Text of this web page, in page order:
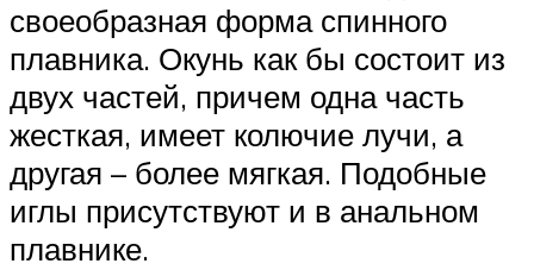
своеобразная форма спинного
плавника. Окунь как бы состоит из
двух частей, причем одна часть
жесткая, имеет колючие лучи, а
другая – более мягкая. Подобные
иглы присутствуют и в анальном
плавнике.